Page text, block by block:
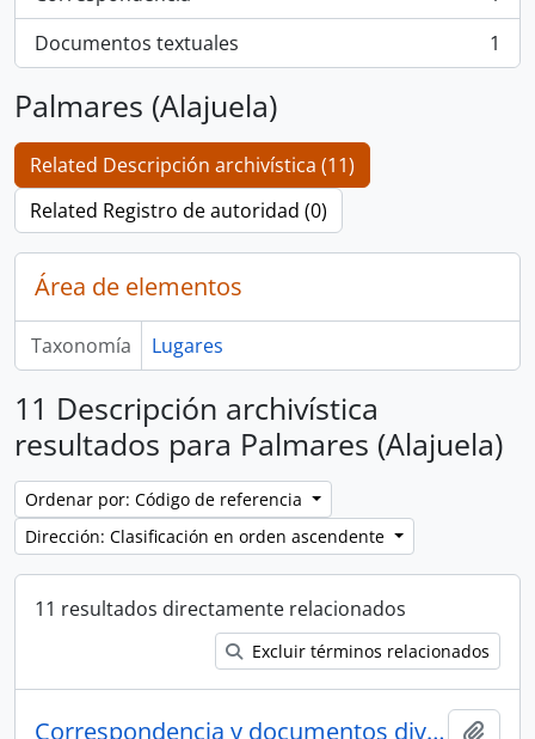
, 1 resultados
Documentos textuales
, 1 resultados 1
Palmares (Alajuela)
Related Descripción archivística (11)
Related Registro de autoridad (0)
Área de elementos
Taxonomía Lugares
11 Descripción archivística
resultados para Palmares (Alajuela)
Ordenar por: Código de referencia
Dirección: Clasificación en orden ascendente
11 resultados directamente relacionados
Excluir términos relacionados
Correspondencia y documentos diversos